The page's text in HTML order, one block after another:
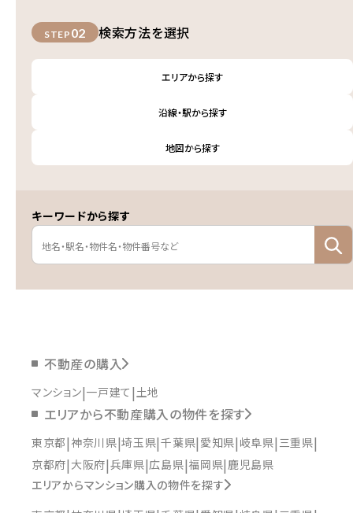
STEP 02 検索方法を選択
エリアから探す
沿線・駅から探す
地図から探す
キーワードから探す
不動産の購入
マンション 一戸建て 土地
エリアから不動産購入の物件を探す
東京都 神奈川県 埼玉県 千葉県 愛知県 岐阜県 三重県
京都府 大阪府 兵庫県 広島県 福岡県 鹿児島県
エリアからマンション購入の物件を探す